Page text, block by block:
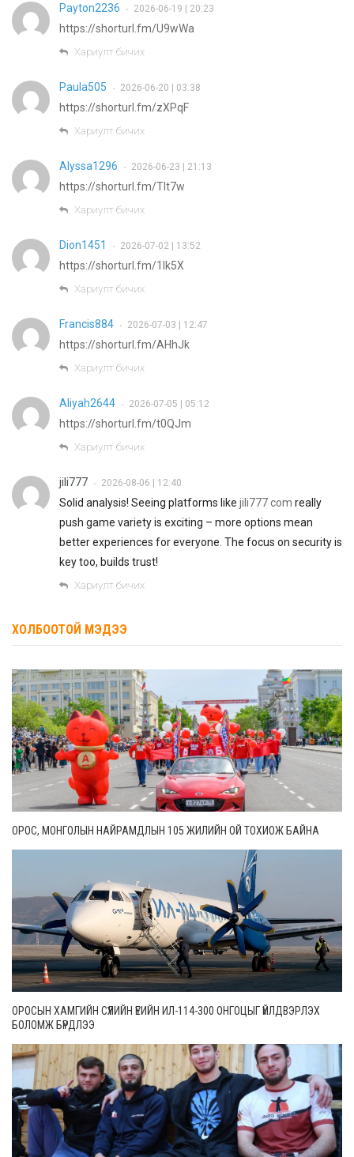
Payton2236 • 2026-06-19 | 20:23
https://shorturl.fm/U9wWa
Хариулт бичих
Paula505 • 2026-06-20 | 03:38
https://shorturl.fm/zXPqF
Хариулт бичих
Alyssa1296 • 2026-06-23 | 21:13
https://shorturl.fm/Tlt7w
Хариулт бичих
Dion1451 • 2026-07-02 | 13:52
https://shorturl.fm/1lk5X
Хариулт бичих
Francis884 • 2026-07-03 | 12:47
https://shorturl.fm/AHhJk
Хариулт бичих
Aliyah2644 • 2026-07-05 | 05:12
https://shorturl.fm/t0QJm
Хариулт бичих
jili777 • 2026-08-06 | 12:40
Solid analysis! Seeing platforms like jili777 com really
push game variety is exciting – more options mean
better experiences for everyone. The focus on security is
key too, builds trust!
Хариулт бичих
ХОЛБООТОЙ МЭДЭЭ
ОРОС, МОНГОЛЫН НАЙРАМДЛЫН 105 ЖИЛИЙН ОЙ ТОХИОЖ БАЙНА
ОРОСЫН ХАМГИЙН СҮҮЛИЙН ҮЕИЙН ИЛ-114-300 ОНГОЦЫГ ҮЙЛДВЭРЛЭХ
БОЛОМЖ БҮРДЛЭЭ